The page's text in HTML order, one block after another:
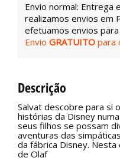
Envio normal: Entrega
realizamos envios em
efetuamos envios
Envio GRATUITO para
Descrição
Salvat descobre para si
histórias da Disney
seus filhos se possam
aventuras das
da fábrica Disney. Nesta
de Olaf